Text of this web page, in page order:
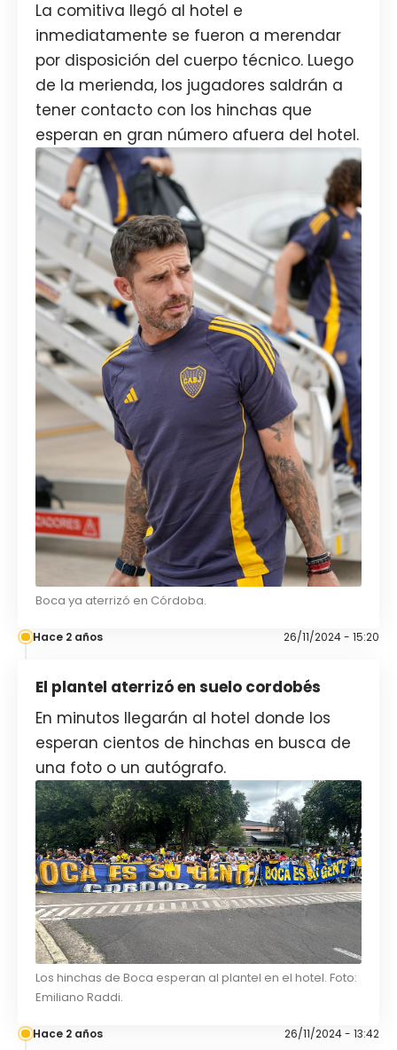
La comitiva llegó al hotel e
inmediatamente se fueron a merendar
por disposición del cuerpo técnico. Luego
de la merienda, los jugadores saldrán a
tener contacto con los hinchas que
esperan en gran número afuera del hotel.
Boca ya aterrizó en Córdoba.
Hace 2 años 26/11/2024 - 15:20
El plantel aterrizó en suelo cordobés
En minutos llegarán al hotel donde los
esperan cientos de hinchas en busca de
una foto o un autógrafo.
Los hinchas de Boca esperan al plantel en el hotel. Foto:
Emiliano Raddi.
Hace 2 años 26/11/2024 - 13:42